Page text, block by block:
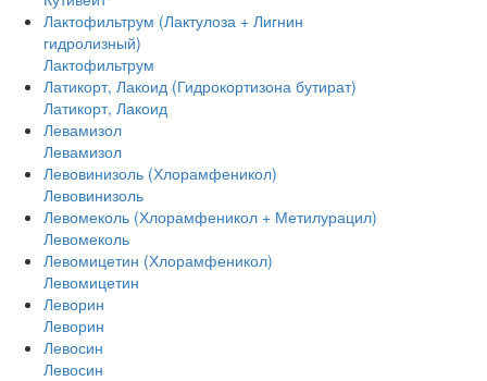
Лактофильтрум (Лактулоза + Лигнин
гидролизный)
Лактофильтрум
Латикорт, Лакоид (Гидрокортизона бутират)
Латикорт, Лакоид
Левамизол
Левамизол
Левовинизоль (Хлорамфеникол)
Левовинизоль
Левомеколь (Хлорамфеникол + Метилурацил)
Левомеколь
Левомицетин (Хлорамфеникол)
Левомицетин
Леворин
Леворин
Левосин
Левосин